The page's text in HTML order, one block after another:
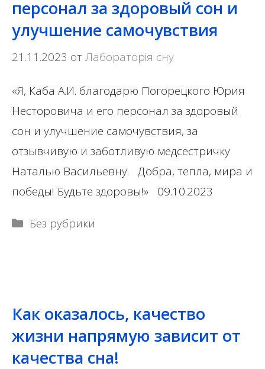
персонал за здоровый сон и
улучшение самочувствия
21.11.2023 отЛабораторія сну
«Я, Каба А.И. благодарю Погорецкого Юрия
Несторовича и его персонал за здоровый
сон и улучшение самочувствия, за
отзывчивую и заботливую медсестричку
Наталью Васильевну. Добра, тепла, мира и
победы! Будьте здоровы!» 09.10.2023
Рубрики
Без рубрики
Как оказалось, качество
жизни напрямую зависит от
качества сна!